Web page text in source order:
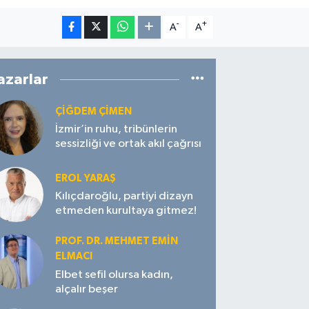
A- A+
ÇIĞDEM ÇIMEN
İzmir’in ruhu, tribünlerin
sessizliği ve ortak akıl çağrısı
EROL YARAŞ
Kılıçdaroğlu, partiyi dizayn
etmeden kurultaya gitmez!
PROF. DR. MEHMET EMIN
ELMACI
Elbet sefil olursa kadın,
alçalır beşer